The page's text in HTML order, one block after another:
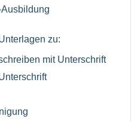
zu:
mit Unterschrift